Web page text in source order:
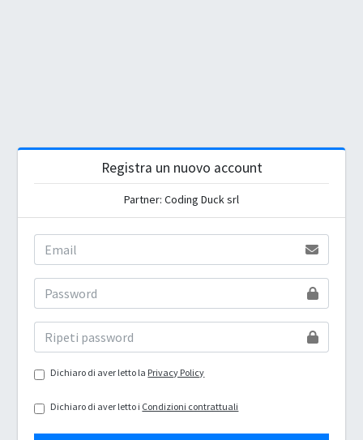
Registra un nuovo account
Partner: Coding Duck srl
Dichiaro di aver letto la Privacy Policy
Dichiaro di aver letto i Condizioni contrattuali